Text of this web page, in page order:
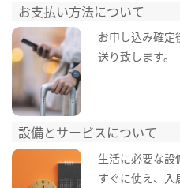
お支払い方法について
お申し込み確定
送り致します。
設備とサービスについて
生活に必要な設
すぐに使え、入